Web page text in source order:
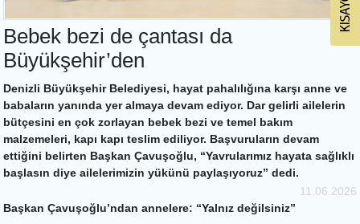
Bebek bezi de çantası da
Büyükşehir’den
Denizli Büyükşehir Belediyesi, hayat pahalılığına karşı anne ve
babaların yanında yer almaya devam ediyor. Dar gelirli ailelerin
bütçesini en çok zorlayan bebek bezi ve temel bakım
malzemeleri, kapı kapı teslim ediliyor. Başvuruların devam
ettiğini belirten Başkan Çavuşoğlu, “Yavrularımız hayata sağlıklı
başlasın diye ailelerimizin yükünü paylaşıyoruz” dedi.
11.06.2026
Başkan Çavuşoğlu’ndan annelere: “Yalnız değilsiniz”